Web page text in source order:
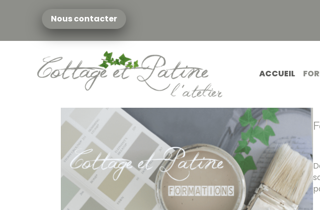
Nous contacter
ACCUEIL